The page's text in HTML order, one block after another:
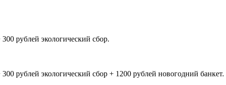
рублей экологический сбор.
рублей экологический сбор + 1200 рублей новогодний банкет.